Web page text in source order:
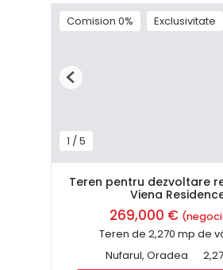
Comision 0% Exclusivitate
1 /5
Previous
Teren pentru dezvoltare
Viena
269,000 €
Teren de 2,270 mp de
Nufarul, Oradea